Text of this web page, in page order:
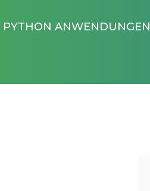
PYTHON ANWENDUNGEN